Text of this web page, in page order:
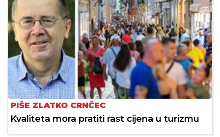
PIŠE ZLATKO CRNČEC
Kvaliteta mora pratiti rast cijena u turizmu